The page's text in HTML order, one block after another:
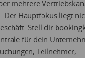
mehrere
Der Hauptfokus liegt
Stell dir
für dein
Teilnehmer,